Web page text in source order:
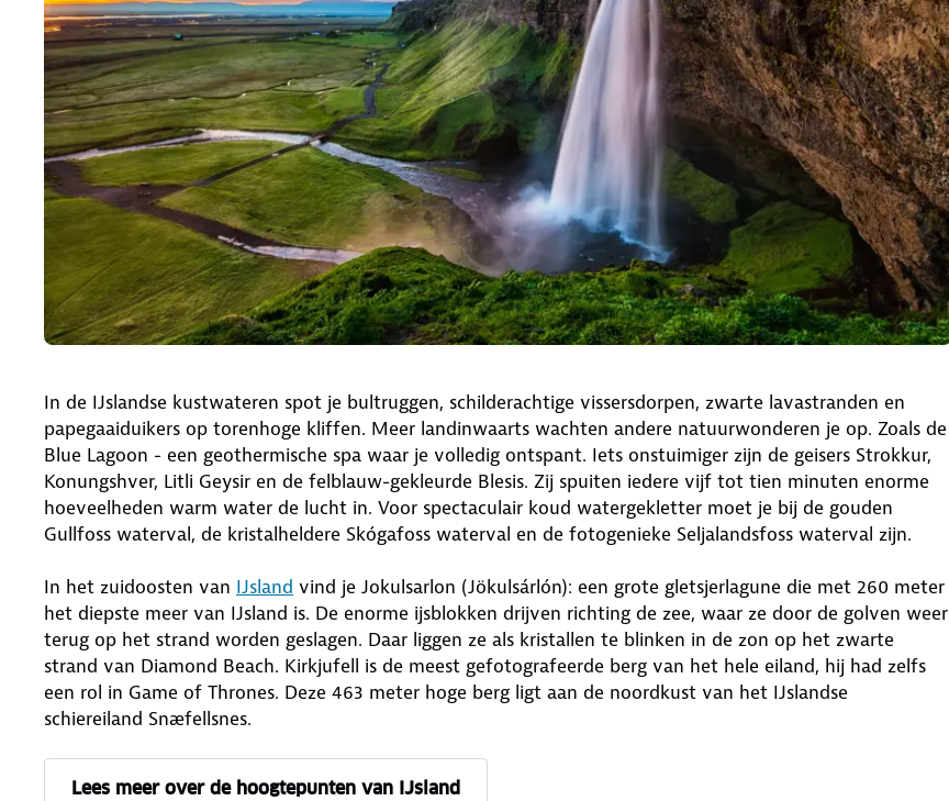
In de IJslandse kustwateren spot je bultruggen, schilderachtige vissersdorpen, zwarte lavastranden en
papegaaiduikers op torenhoge kliffen. Meer landinwaarts wachten andere natuurwonderen je op. Zoals de
Blue Lagoon - een geothermische spa waar je volledig ontspant. Iets onstuimiger zijn de geisers Strokkur,
Konungshver, Litli Geysir en de felblauw-gekleurde Blesis. Zij spuiten iedere vijf tot tien minuten enorme
hoeveelheden warm water de lucht in. Voor spectaculair koud watergekletter moet je bij de gouden
Gullfoss waterval, de kristalheldere Skógafoss waterval en de fotogenieke Seljalandsfoss waterval zijn.
In het zuidoosten van IJsland vind je Jokulsarlon (Jökulsárlón): een grote gletsjerlagune die met 260 meter
het diepste meer van IJsland is. De enorme ijsblokken drijven richting de zee, waar ze door de golven weer
terug op het strand worden geslagen. Daar liggen ze als kristallen te blinken in de zon op het zwarte
strand van Diamond Beach. Kirkjufell is de meest gefotografeerde berg van het hele eiland, hij had zelfs
een rol in Game of Thrones. Deze 463 meter hoge berg ligt aan de noordkust van het IJslandse
schiereiland Snæfellsnes.
Lees meer over de hoogtepunten van IJsland